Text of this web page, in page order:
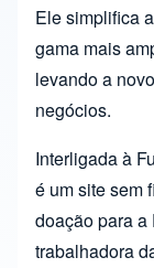
Ele simplifica
gama mais
levando a
negócios.
Interligada à
é um site sem
doação para a
trabalhadora